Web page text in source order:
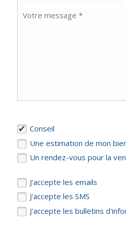
Conseil
Une estimation de mon
Un rendez-vous pour la
J'accepte les emails
J'accepte les SMS
J'accepte les bulletins